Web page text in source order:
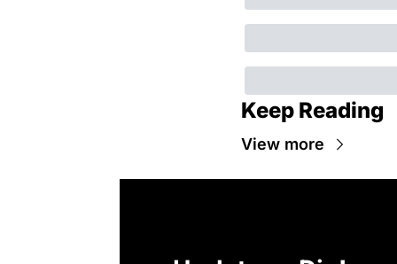
Keep Reading
View more